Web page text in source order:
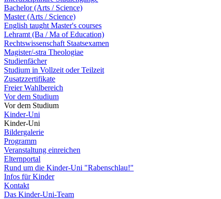
Bachelor (Arts / Science)
Master (Arts / Science)
English taught Master's courses
Lehramt (Ba / Ma of Education)
Rechtswissenschaft Staatsexamen
Magister/-stra Theologiae
Studienfächer
Studium in Vollzeit oder Teilzeit
Zusatzzertifikate
Freier Wahlbereich
Vor dem Studium
Vor dem Studium
Kinder-Uni
Kinder-Uni
Bildergalerie
Programm
Veranstaltung einreichen
Elternportal
Rund um die Kinder-Uni "Rabenschlau!"
Infos für Kinder
Kontakt
Das Kinder-Uni-Team